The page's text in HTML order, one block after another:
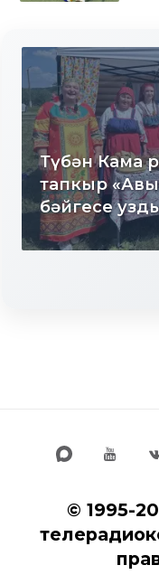
Түбән Кама
тапкыр
бәйгесе
© 1995-